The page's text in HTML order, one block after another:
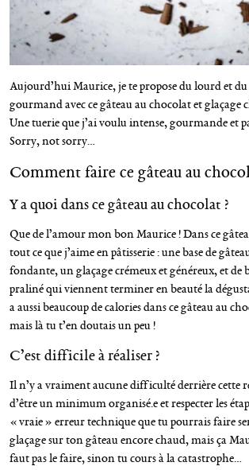
Aujourd’hui Maurice, je te propose du lourd et du
gourmand avec ce gâteau au chocolat et glaçage
Une tuerie que j’ai voulu intense, gourmande et
Sorry, not sorry…
Comment faire ce gâteau au
Y a quoi dans ce gâteau au chocolat ?
Que de l’amour mon bon Maurice ! Dans ce
tout ce que j’aime en pâtisserie : une base de
fondante, un glaçage crémeux et généreux, et de
praliné qui viennent terminer en beauté la
a aussi beaucoup de calories dans ce gâteau au
mais là tu t’en doutais un peu !
C’est difficile à réaliser ?
Il n’y a vraiment aucune difficulté derrière cette
d’être un minimum organisé.e et respecter les
« vraie » erreur technique que tu pourrais faire
glaçage sur ton gâteau encore chaud, mais ça
faut pas le faire, sinon tu cours à la catastrophe…